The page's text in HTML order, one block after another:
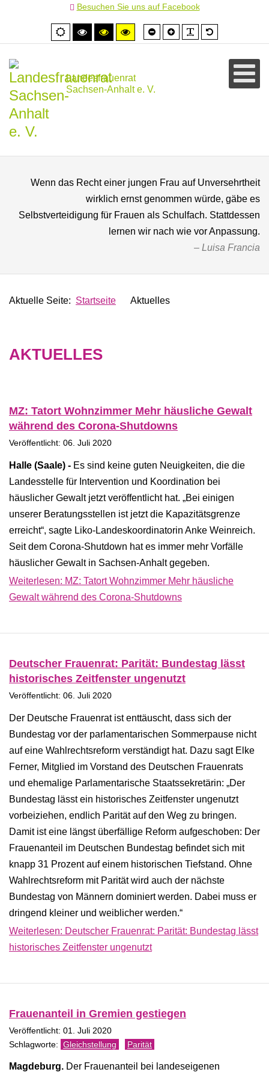
Besuchen Sie uns auf Facebook
Normale
Ansicht
Hoher
Kontrast
Hoher
Kontrast
Hoher
Kontrast
Schrift
kleiner
Schrift
größer
Landesfrauenrat
Sachsen-Anhalt e. V.
Wenn das Recht einer jungen Frau auf Unversehrtheit
wirklich ernst genommen würde, gäbe es
Selbstverteidigung für Frauen als Schulfach. Stattdessen
lernen wir nach wie vor Anpassung.
Luisa Francia
Aktuelle Seite: Startseite Aktuelles
AKTUELLES
MZ: Tatort Wohnzimmer Mehr häusliche Gewalt
während des Corona-Shutdowns
Veröffentlicht: 06. Juli 2020
Halle (Saale) - Es sind keine guten Neuigkeiten, die die
Landesstelle für Intervention und Koordination bei
häuslicher Gewalt jetzt veröffentlicht hat. „Bei einigen
unserer Beratungsstellen ist jetzt die Kapazitätsgrenze
erreicht“, sagte Liko-Landeskoordinatorin Anke Weinreich.
Seit dem Corona-Shutdown hat es immer mehr Vorfälle
häuslicher Gewalt in Sachsen-Anhalt gegeben.
Weiterlesen: MZ: Tatort Wohnzimmer Mehr häusliche
Gewalt während des Corona-Shutdowns
Deutscher Frauenrat: Parität: Bundestag lässt
historisches Zeitfenster ungenutzt
Veröffentlicht: 06. Juli 2020
Der Deutsche Frauenrat ist enttäuscht, dass sich der
Bundestag vor der parlamentarischen Sommerpause nicht
auf eine Wahlrechtsreform verständigt hat. Dazu sagt Elke
Ferner, Mitglied im Vorstand des Deutschen Frauenrats
und ehemalige Parlamentarische Staatssekretärin: „Der
Bundestag lässt ein historisches Zeitfenster ungenutzt
vorbeiziehen, endlich Parität auf den Weg zu bringen.
Damit ist eine längst überfällige Reform aufgeschoben: Der
Frauenanteil im Deutschen Bundestag befindet sich mit
knapp 31 Prozent auf einem historischen Tiefstand. Ohne
Wahlrechtsreform mit Parität wird auch der nächste
Bundestag von Männern dominiert werden. Dabei muss er
dringend kleiner und weiblicher werden.“
Weiterlesen: Deutscher Frauenrat: Parität: Bundestag lässt
historisches Zeitfenster ungenutzt
Frauenanteil in Gremien gestiegen
Veröffentlicht: 01. Juli 2020
Gleichstellung Parität
Magdeburg. Der Frauenanteil bei landeseigenen